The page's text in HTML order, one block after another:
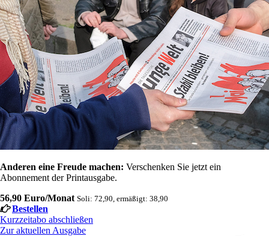
Anderen eine Freude machen: Verschenken Sie jetzt ein
Abonnement der Printausgabe.
56,90 Euro/Monat Soli: 72,90, ermäßigt: 38,90
Bestellen
Kurzzeitabo abschließen
Zur aktuellen Ausgabe